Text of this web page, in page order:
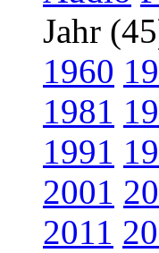
Jahr
1960
1981
1991
2001
2011